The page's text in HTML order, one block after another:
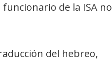
de la ISA no
del hebreo,